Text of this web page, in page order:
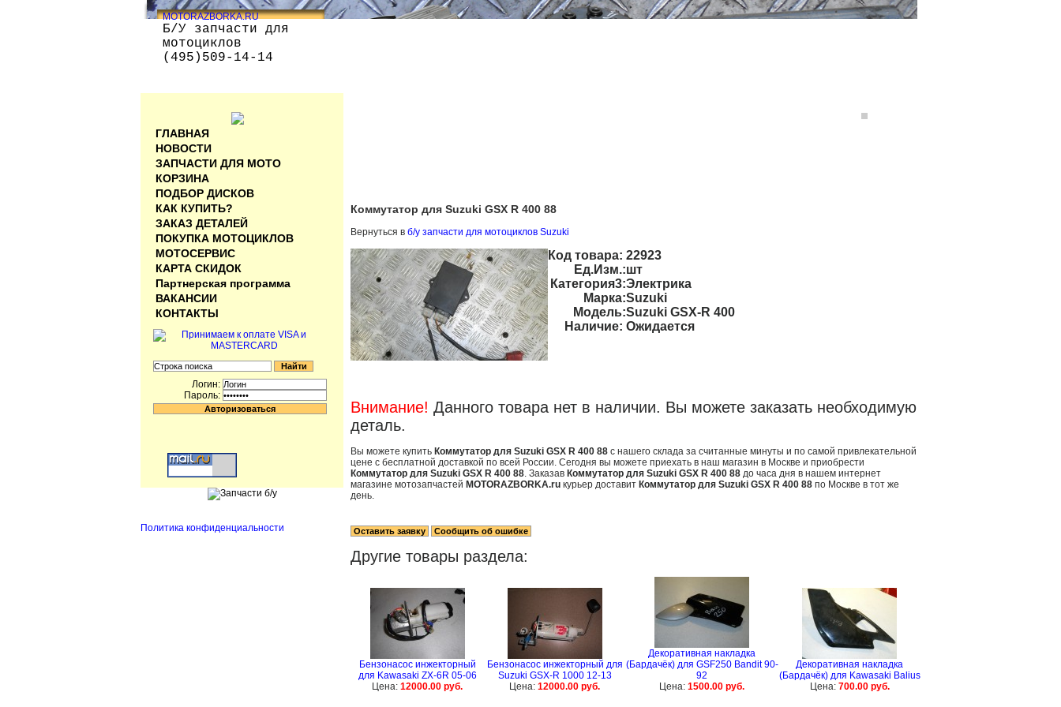
MOTORAZBORKA.RU
Б/У запчасти для
мотоциклов
(495)509-14-14
Коммутатор для Suzuki GSX R 400 88
Вернуться в б/у запчасти для мотоциклов Suzuki
Код товара: 22923
Ед.Изм.:шт
Категория3:Электрика
Марка:Suzuki
Модель:Suzuki GSX-R 400
Наличие: Ожидается
Внимание! Данного товара нет в наличии. Вы можете заказать необходимую
деталь.
Вы можете купить Коммутатор для Suzuki GSX R 400 88 с нашего склада за считанные минуты и по самой привлекательной
цене с бесплатной доставкой по всей России. Сегодня вы можете приехать в наш магазин в Москве и приобрести
Коммутатор для Suzuki GSX R 400 88. Заказав Коммутатор для Suzuki GSX R 400 88 до часа дня в нашем интернет
магазине мотозапчастей MOTORAZBORKA.ru курьер доставит Коммутатор для Suzuki GSX R 400 88 по Москве в тот же
день.
Другие товары раздела:
Бензонасос инжекторный
для Kawasaki ZX-6R 05-06
Цена: 12000.00 руб.
Бензонасос инжекторный для
Suzuki GSX-R 1000 12-13
Цена: 12000.00 руб.
Декоративная накладка
(Бардачёк) для GSF250 Bandit 90-
92
Цена: 1500.00 руб.
Декоративная накладка
(Бардачёк) для Kawasaki Balius
Цена: 700.00 руб.
ГЛАВНАЯ
НОВОСТИ
ЗАПЧАСТИ ДЛЯ МОТО
КОРЗИНА
ПОДБОР ДИСКОВ
КАК КУПИТЬ?
ЗАКАЗ ДЕТАЛЕЙ
ПОКУПКА МОТОЦИКЛОВ
МОТОСЕРВИС
КАРТА СКИДОК
Партнерская программа
ВАКАНСИИ
КОНТАКТЫ
Логин:
Пароль:
Политика конфиденциальности